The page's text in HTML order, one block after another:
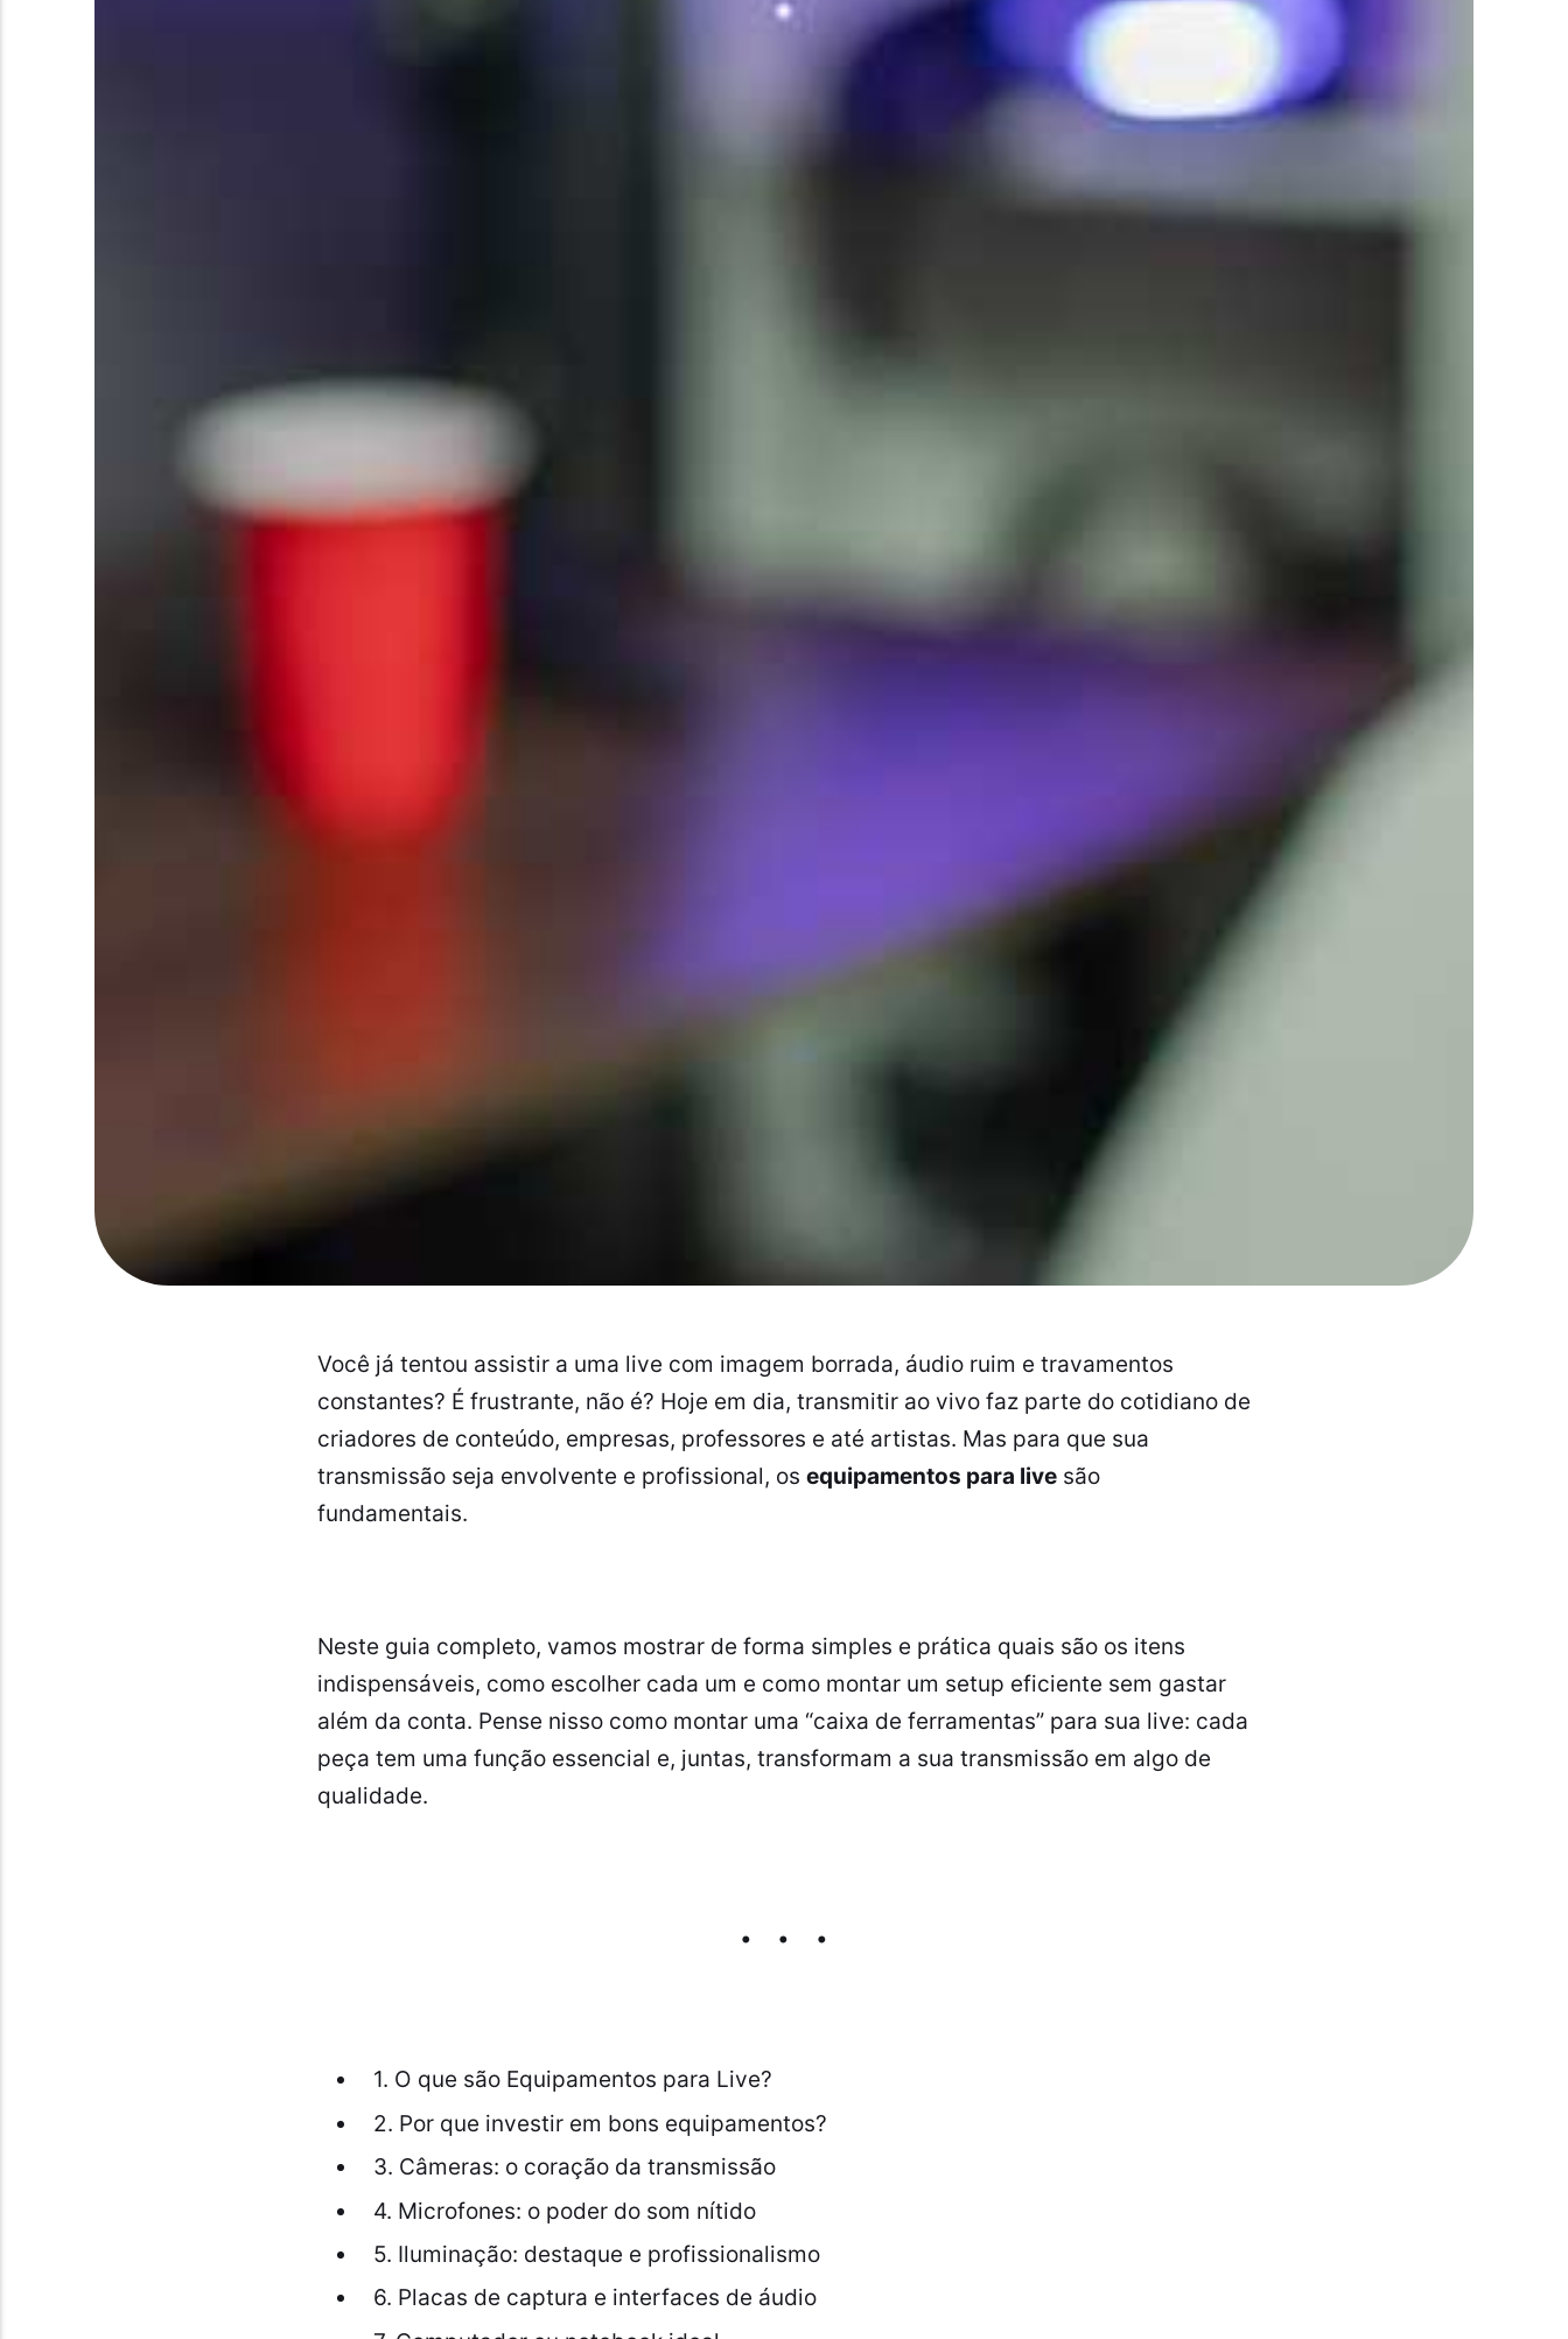
Você já tentou assistir a uma live com imagem borrada, áudio ruim e travamentos
constantes? É frustrante, não é? Hoje em dia, transmitir ao vivo faz parte do cotidiano de
criadores de conteúdo, empresas, professores e até artistas. Mas para que sua
transmissão seja envolvente e profissional, os equipamentos para livesão
fundamentais.
Neste guia completo, vamos mostrar de forma simples e prática quais são os itens
indispensáveis, como escolher cada um e como montar um setup eficiente sem gastar
além da conta. Pense nisso como montar uma “caixa de ferramentas” para sua live: cada
peça tem uma função essencial e, juntas, transformam a sua transmissão em algo de
qualidade.
1. O que são Equipamentos para Live?
2. Por que investir em bons equipamentos?
3. Câmeras: o coração da transmissão
4. Microfones: o poder do som nítido
5. Iluminação: destaque e profissionalismo
6. Placas de captura e interfaces de áudio